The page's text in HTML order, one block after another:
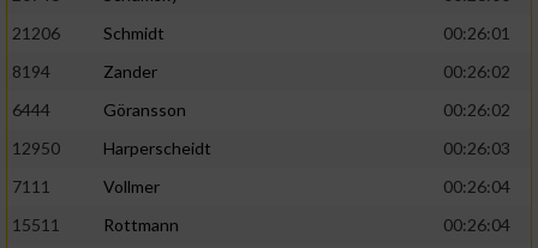
21206
Schmidt
00:26:01
8194
Zander
00:26:02
6444
Göransson
00:26:02
12950
Harperscheidt
00:26:03
7111
Vollmer
00:26:04
15511
Rottmann
00:26:04
Funktional